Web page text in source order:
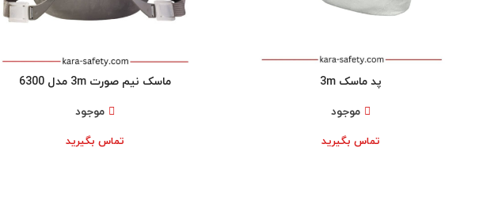
پد ماسک 3m
موجود
تماس بگیرید
ماسک نیم صورت 3m مدل 6300
موجود
تماس بگیرید